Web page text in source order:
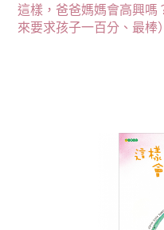
這樣，爸爸媽媽會高興
來要求孩子一百分、最棒）